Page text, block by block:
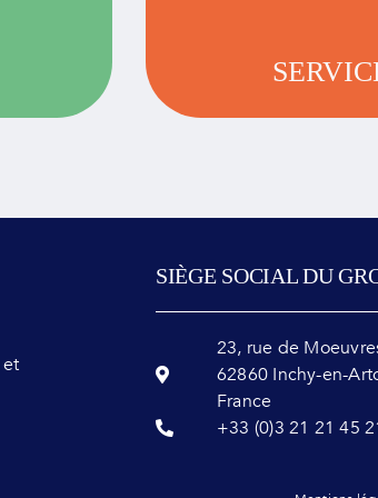
réglementaire
SIÈGE SOCIAL DU
23, rue de
62860 Inchy-en-
France
+33 (0)3 21 21 45